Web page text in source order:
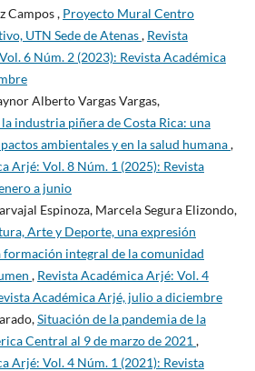
Campos , Proyecto Mural Centro
UTN Sede de Atenas, Revista
6 Núm. 2 (2023): Revista Académica
Alberto Vargas Vargas,
industria piñera de Costa Rica: una
ambientales y en la salud humana,
Arjé: Vol. 8 Núm. 1 (2025): Revista
a junio
Espinoza, Marcela Segura Elizondo,
Arte y Deporte, una expresión
formación integral de la comunidad
, Revista Académica Arjé: Vol. 4
Académica Arjé, julio a diciembre
Situación de la pandemia de la
Central al 9 de marzo de 2021 ,
Arjé: Vol. 4 Núm. 1 (2021): Revista